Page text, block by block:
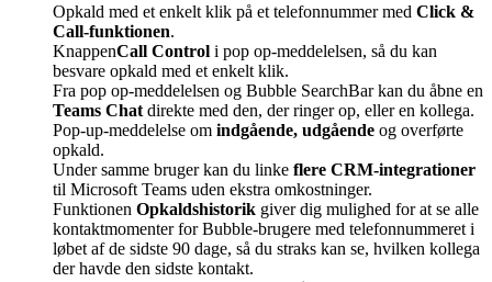
Opkald med et enkelt klik på et telefonnummer med Click &
Call-funktionen.
KnappenCall Control i pop op-meddelelsen, så du kan
besvare opkald med et enkelt klik.
Fra pop op-meddelelsen og Bubble SearchBar kan du åbne en
Teams Chat direkte med den, der ringer op, eller en kollega.
Pop-up-meddelelse om indgående, udgående og overførte
opkald.
Under samme bruger kan du linke flere CRM-integrationer
til Microsoft Teams uden ekstra omkostninger.
Funktionen Opkaldshistorik giver dig mulighed for at se alle
kontaktmomenter for Bubble-brugere med telefonnummeret i
løbet af de sidste 90 dage, så du straks kan se, hvilken kollega
der havde den sidste kontakt.